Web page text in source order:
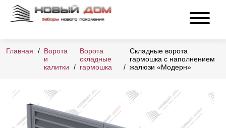
Главная
Ворота
и
калитки
Ворота
складные
гармошка
Складные ворота
гармошка с наполнением
жалюзи «Модерн»